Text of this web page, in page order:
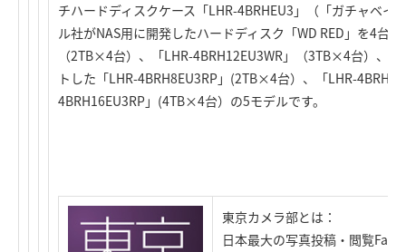
チハードディスクケース「LHR-4BRHEU3」（「ガチャベイ
ル社がNAS用に開発したハードディスク「WD RED」を4台
（2TB×4台）、「LHR-4BRH12EU3WR」（3TB×4台）、な
トした「LHR-4BRH8EU3RP」(2TB×4台）、「LHR-
4BRH16EU3RP」(4TB×4台）の5モデルです。
東京カメラ部とは：
日本最大の写真投稿・閲覧